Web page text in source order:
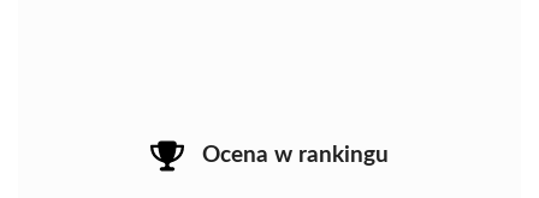
Ocena w rankingu